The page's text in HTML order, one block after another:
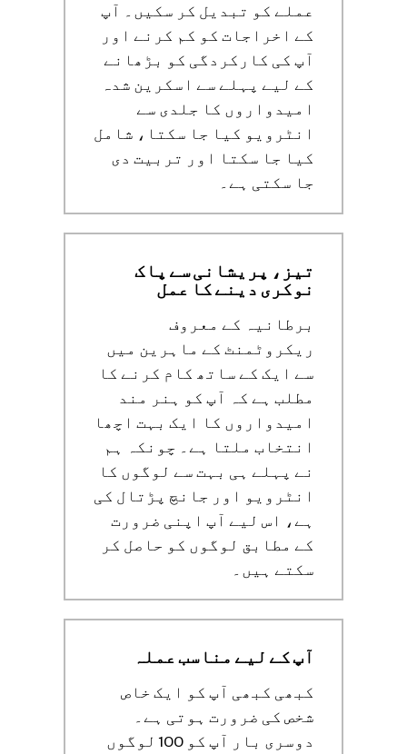
عملے کو تبدیل کر سکیں۔ آپ
کے اخراجات کو کم کرنے اور
آپ کی کارکردگی کو بڑھانے
کے لیے پہلے سے اسکرین شدہ
امیدواروں کا جلدی سے
انٹرویو کیا جا سکتا، شامل
کیا جا سکتا اور تربیت دی
جا سکتی ہے۔
تیز، پریشانی سے پاک
نوکری دینے کا عمل
برطانیہ کے معروف
ریکروٹمنٹ کے ماہرین میں
سے ایک کے ساتھ کام کرنے کا
مطلب ہے کہ آپ کو ہنر مند
امیدواروں کا ایک بہت اچھا
انتخاب ملتا ہے۔ چونکہ ہم
نے پہلے ہی بہت سے لوگوں کا
انٹرویو اور جانچ پڑتال کی
ہے، اس لیے آپ اپنی ضرورت
کے مطابق لوگوں کو حاصل کر
سکتے ہیں۔
آپ کے لیے مناسب عملہ
کبھی کبھی آپ کو ایک خاص
شخص کی ضرورت ہوتی ہے۔
دوسری بار آپ کو 100 لوگوں